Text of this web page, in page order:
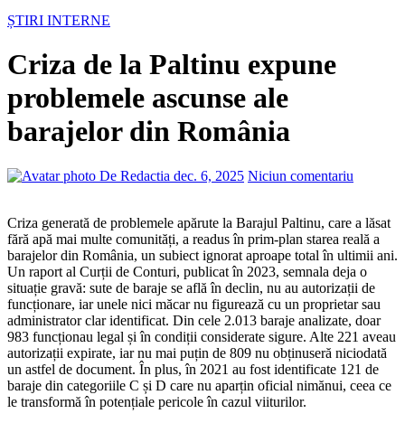
ȘTIRI INTERNE
Criza de la Paltinu expune
problemele ascunse ale
barajelor din România
De Redactia dec. 6, 2025 Niciun comentariu
Criza generată de problemele apărute la Barajul Paltinu, care a lăsat
fără apă mai multe comunități, a readus în prim-plan starea reală a
barajelor din România, un subiect ignorat aproape total în ultimii ani.
Un raport al Curții de Conturi, publicat în 2023, semnala deja o
situație gravă: sute de baraje se află în declin, nu au autorizații de
funcționare, iar unele nici măcar nu figurează cu un proprietar sau
administrator clar identificat. Din cele 2.013 baraje analizate, doar
983 funcționau legal și în condiții considerate sigure. Alte 221 aveau
autorizații expirate, iar nu mai puțin de 809 nu obținuseră niciodată
un astfel de document. În plus, în 2021 au fost identificate 121 de
baraje din categoriile C și D care nu aparțin oficial nimănui, ceea ce
le transformă în potențiale pericole în cazul viiturilor.